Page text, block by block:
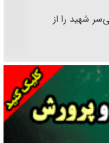
شهید را از
رهبر شهید را